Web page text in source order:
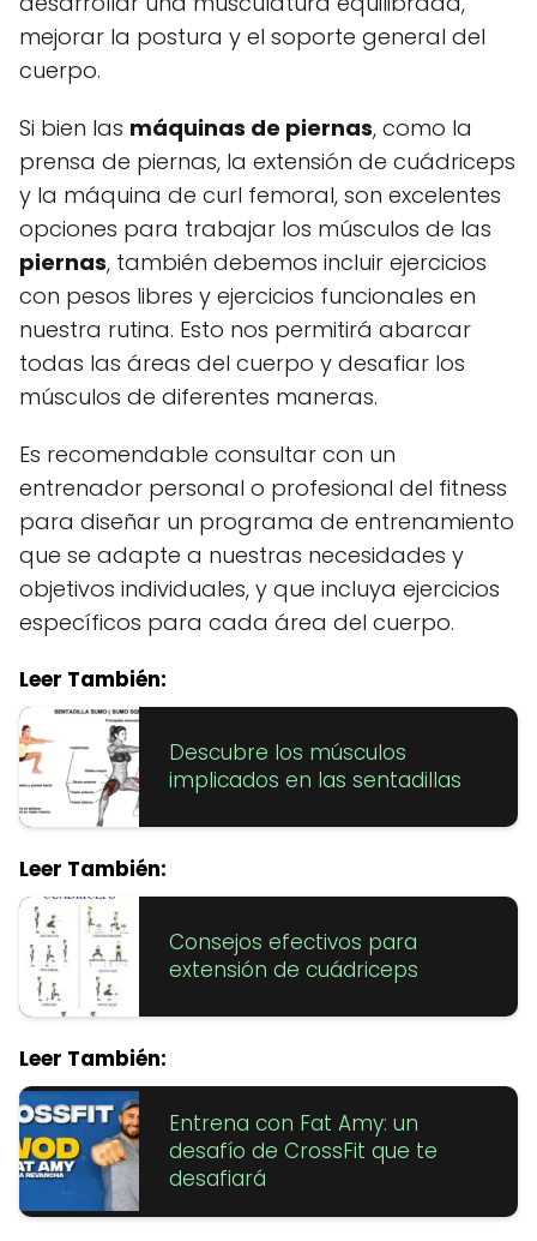
mejorar la postura y el soporte general del
cuerpo.
Si bien las máquinas de piernas, como la
prensa de piernas, la extensión de cuádriceps
y la máquina de curl femoral, son excelentes
opciones para trabajar los músculos de las
piernas, también debemos incluir ejercicios
con pesos libres y ejercicios funcionales en
nuestra rutina. Esto nos permitirá abarcar
todas las áreas del cuerpo y desafiar los
músculos de diferentes maneras.
Es recomendable consultar con un
entrenador personal o profesional del fitness
para diseñar un programa de entrenamiento
que se adapte a nuestras necesidades y
objetivos individuales, y que incluya ejercicios
específicos para cada área del cuerpo.
Leer También:
Descubre los músculos
implicados en las sentadillas
Leer También:
Consejos efectivos para
extensión de cuádriceps
Leer También:
Entrena con Fat Amy: un
desafío de CrossFit que te
desafiará